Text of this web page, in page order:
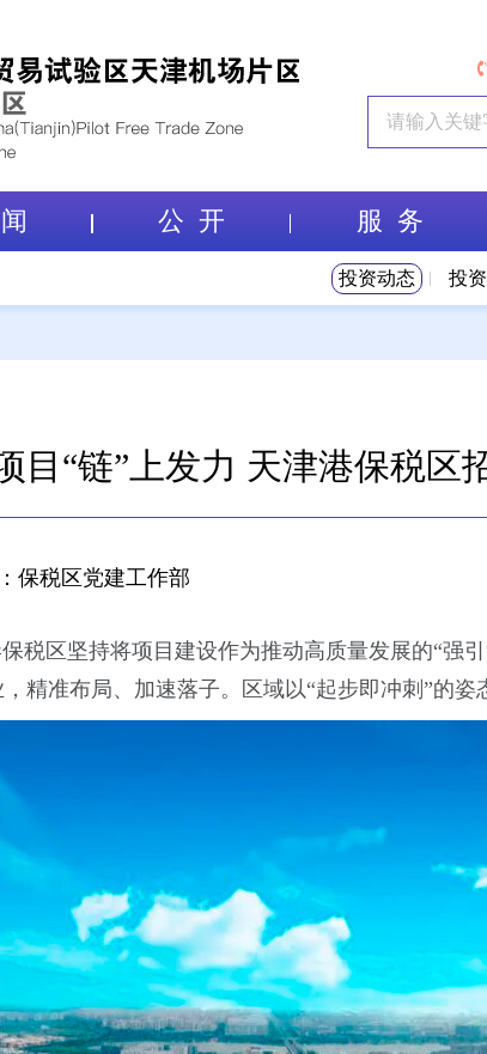
公 开 服 务
投资动态 投
目“链”上发力 天津港保税区
保税区党建工作部
税区坚持将项目建设作为推动高质量发展的“强
精准布局、加速落子。区域以“起步即冲刺”的姿